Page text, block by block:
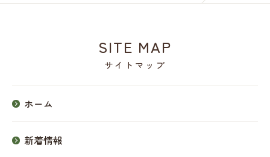
サイトマップ
SITE MAP
ホーム
新着情報